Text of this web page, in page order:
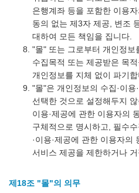
은행계좌 등을 포함한 이용
동의 없는 제3자 제공, 변조
대하여 모든 책임을 집니다.
"몰" 또는 그로부터 개인정보
수집목적 또는 제공받은 목
개인정보를 지체 없이 파기합
"몰"은 개인정보의 수집·이
선택한 것으로 설정해두지
이용·제공에 관한 이용자의
구체적으로 명시하고, 필수
·이용·제공에 관한 이용자의
서비스 제공을 제한하거나
제18조 "몰"의 의무